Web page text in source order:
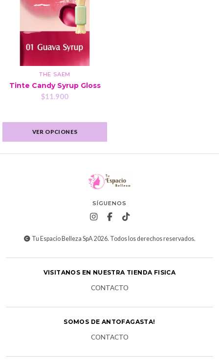
THE SAEM
Tinte Candy Syrup Gloss
$11.900
VER OPCIONES
SÍGUENOS
Tu Espacio Belleza SpA 2026. Todos los derechos reservados.
VISITANOS EN NUESTRA TIENDA FISICA
CONTACTO
SOMOS DE ANTOFAGASTA!
CONTACTO